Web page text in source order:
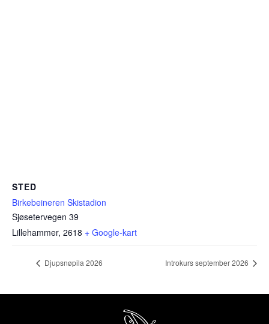
STED
Birkebeineren Skistadion
Sjøsetervegen 39
Lillehammer, 2618 + Google-kart
Djupsnøpila 2026 Introkurs september 2026